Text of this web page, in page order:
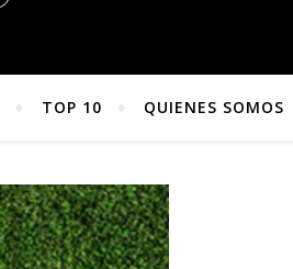
TOP 10 QUIENES SOMOS